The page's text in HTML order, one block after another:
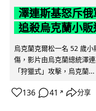
澤連斯基怒斥
追殺烏克蘭小
烏克蘭克爾松一名 52 歲
傷，影片由烏克蘭總統澤
「狩獵式」攻擊，烏克蘭...
136 41 ↗ 分享